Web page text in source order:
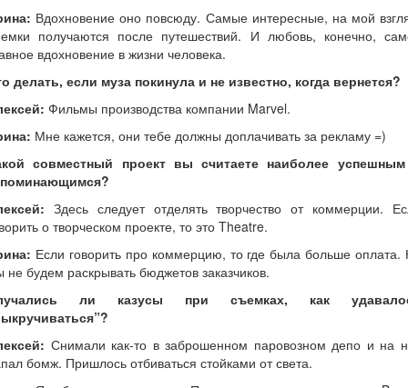
Вдохновение оно повсюду. Самые интересные, на мой
получаются после путешествий. И любовь, конечно,
вдохновение в жизни человека.
делать, если муза покинула и не известно, когда вернется?
Фильмы производства компании Marvel.
Мне кажется, они тебе должны доплачивать за рекламу =)
совместный проект вы считаете наиболее
Здесь следует отделять творчество от коммерции.
о творческом проекте, то это Theatre.
Если говорить про коммерцию, то где была больше оплата.
не будем раскрывать бюджетов заказчиков.
ли казусы при съемках, как
Снимали как-то в заброшенном паровозном депо и на
бомж. Пришлось отбиваться стойками от света.